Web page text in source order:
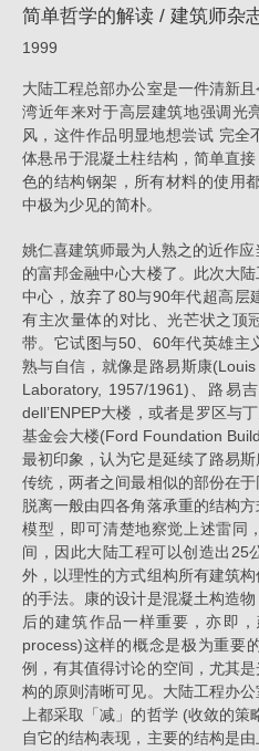
简单哲学的解读 / 建筑师杂
1999
大陆工程总部办公室是一件清新
湾近年来对于高层建筑地强调光
风，这件作品明显地想尝试 完
体悬吊于混凝土柱结构，简单直
色的结构钢架，所有材料的使用
中极为少见的简朴。
姚仁喜建筑师最为人熟之的近作
的富邦金融中心大楼了。此次大
中心，放弃了80与90年代超高层
有主次量体的对比、光芒状之顶
带。它试图与50、60年代英雄主
熟与自信，就像是路易斯康
Laboratory, 1957/1961)、路易
dell’ENPEP大楼，或者是罗区与
基金会大楼(Ford Foundation
最初印象，认为它是延续了路易
传统，两者之间最相似的部份在
脱离一般由四各角落承重的结构
模型，即可清楚地察觉上述雷同
间，因此大陆工程可以创造出25
外，以理性的方式组构所有建筑
的手法。康的设计是混凝土构造
后的建筑作品一样重要，亦即
process)这样的概念是极为重要
例，有其值得讨论的空间，尤其
构的原则清晰可见。大陆工程办
上都采取「减」的哲学 (收敛的
自它的结构表现，主要的结构是